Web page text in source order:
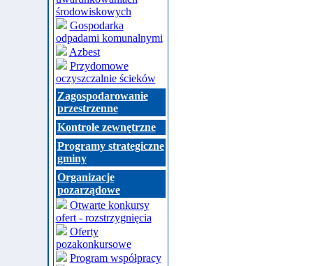
środowiskowych
Gospodarka
odpadami komunalnymi
Azbest
Przydomowe
oczyszczalnie ścieków
Zagospodarowanie
przestrzenne
Kontrole zewnętrzne
Programy strategiczne
gminy
Organizacje
pozarządowe
Otwarte konkursy
ofert - rozstrzygnięcia
Oferty
pozakonkursowe
Program współpracy